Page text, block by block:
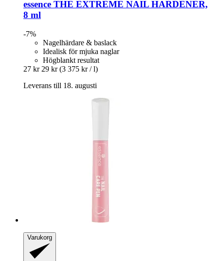
essence THE EXTREME NAIL HARDENER,
8 ml
-7%
Nagelhärdare & baslack
Idealisk för mjuka naglar
Högblankt resultat
27 kr 29 kr (3 375 kr / l)
Leverans till 18. augusti
Varukorg